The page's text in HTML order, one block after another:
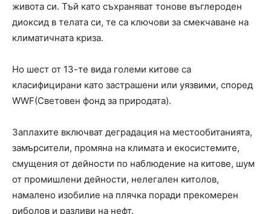
живота си. Тъй като съхраняват тонове въглероден
диоксид в телата си, те са ключови за смекчаване на
климатичната криза.
Но шест от 13-те вида големи китове са
класифицирани като застрашени или уязвими, според
WWF(Световен фонд за природата).
Заплахите включват деградация на местообитанията,
замърсители, промяна на климата и екосистемите,
смущения от дейности по наблюдение на китове, шум
от промишлени дейности, нелегален китолов,
намалено изобилие на плячка поради прекомерен
риболов и разливи на нефт.